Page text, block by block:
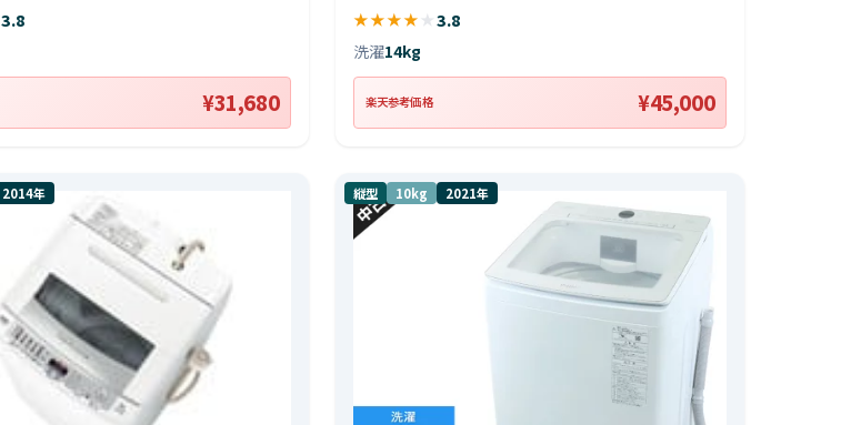
3.8
¥31,680
★★★★ ★ 3.8
洗濯14kg
楽天参考価格 ¥45,000
2014年 縦型 10kg 2021年